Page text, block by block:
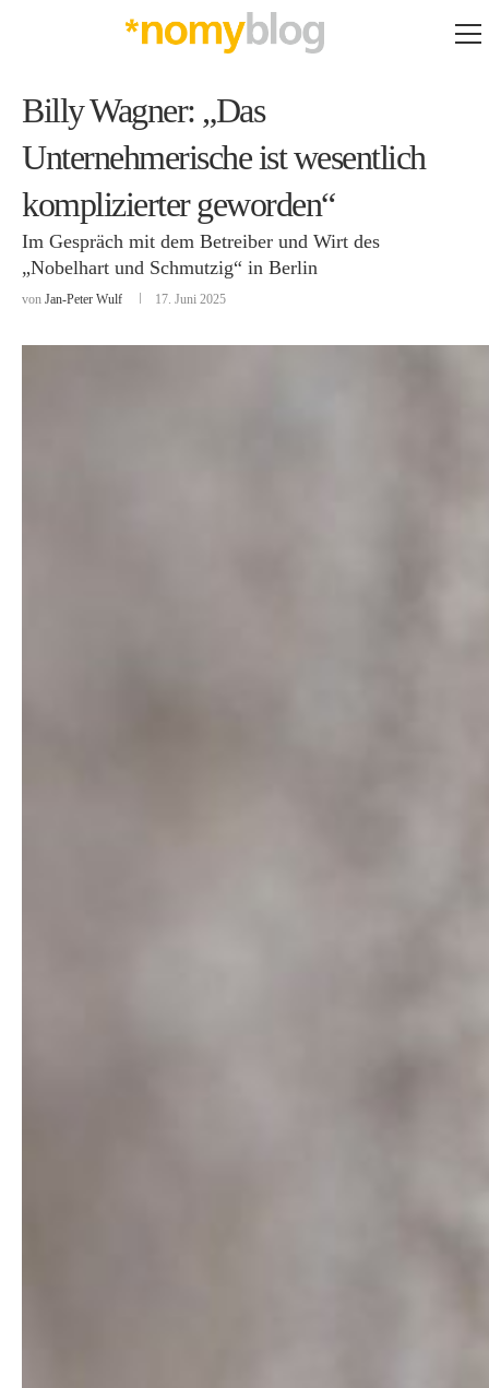
Billy Wagner: „Das
Unternehmerische ist wesentlich
komplizierter geworden“
Im Gespräch mit dem Betreiber und Wirt des
„Nobelhart und Schmutzig“ in Berlin
von Jan-Peter Wulf 17. Juni 2025